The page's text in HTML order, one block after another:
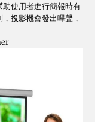
使用者進行簡報時有
投影機會發出嗶聲，